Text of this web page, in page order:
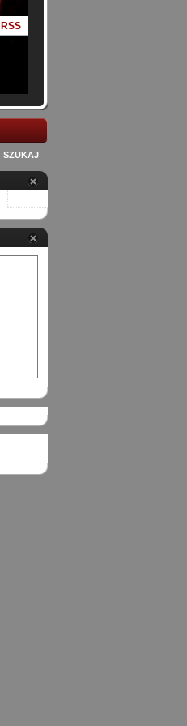
RSS